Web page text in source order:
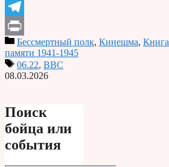
Odnoklassniki
Telegram
PrintБессмертный полк, Кинешма, Книга
памяти 1941-1945
06.22, ВВС
08.03.2026
Поиск
бойца или
события